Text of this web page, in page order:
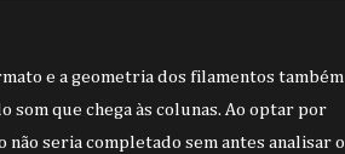
e a geometria dos filamentos também
que chega às colunas. Ao optar por
seria completado sem antes analisar o